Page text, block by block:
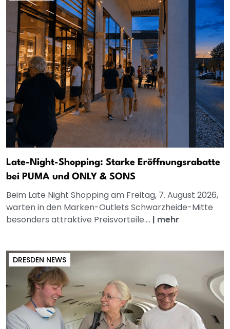
Late-Night-Shopping: Starke Eröffnungsrabatte
bei PUMA und ONLY & SONS
Beim Late Night Shopping am Freitag, 7. August 2026,
warten in den Marken-Outlets Schwarzheide-Mitte
besonders attraktive Preisvorteile.... | mehr
DRESDEN NEWS